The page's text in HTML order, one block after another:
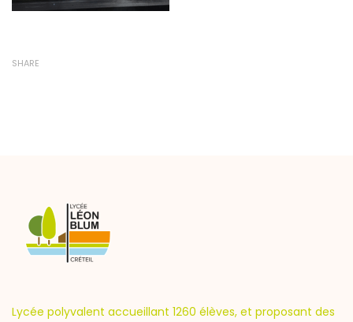
SHARE
Lycée polyvalent accueillant 1260 élèves, et proposant des